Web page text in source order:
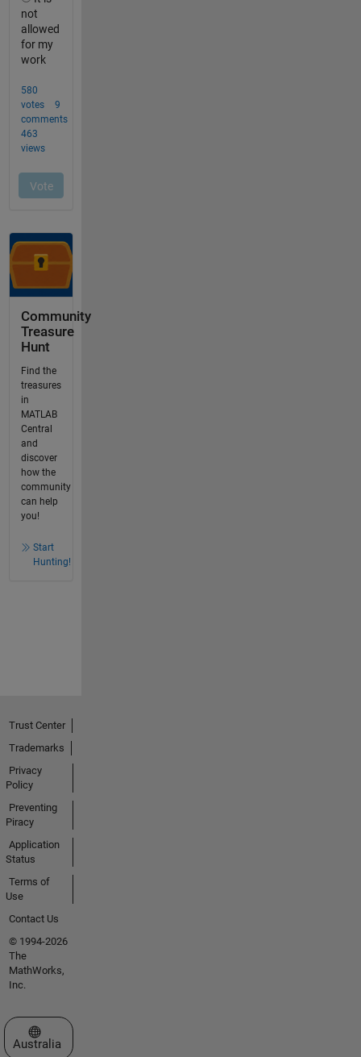
Community
Treasure
Hunt
Find the
treasures
in
MATLAB
Central
and
discover
how the
community
can help
you!
Start
Hunting!
Trust Center
Trademarks
Privacy
Policy
Preventing
Piracy
Application
Status
Terms of
Use
Contact Us
© 1994-2026
The
MathWorks,
Inc.
Select a Web Site
Australia